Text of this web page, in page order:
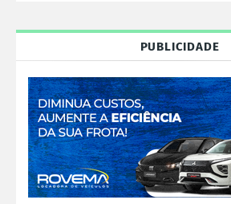
PUBLICIDADE